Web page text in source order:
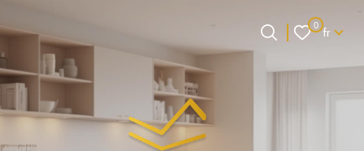
0 Langue
fr
Accueil
fr